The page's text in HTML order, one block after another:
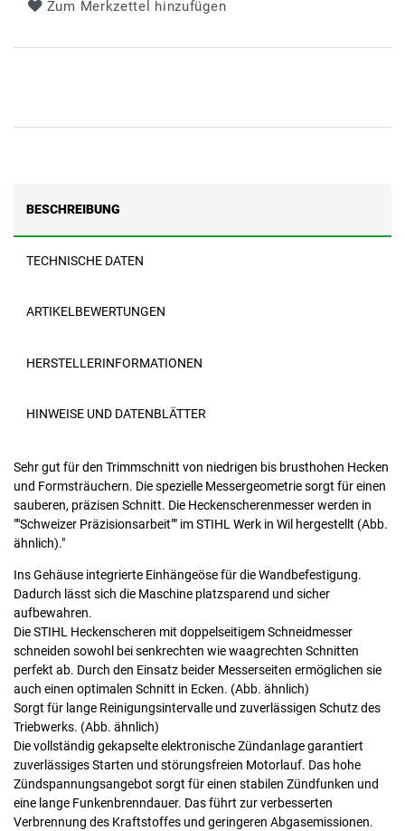
Zum Merkzettel hinzufügen
BESCHREIBUNG
TECHNISCHE DATEN
ARTIKELBEWERTUNGEN
HERSTELLERINFORMATIONEN
HINWEISE UND DATENBLÄTTER
Sehr gut für den Trimmschnitt von niedrigen bis brusthohen Hecken
und Formsträuchern. Die spezielle Messergeometrie sorgt für einen
sauberen, präzisen Schnitt. Die Heckenscherenmesser werden in
""Schweizer Präzisionsarbeit"" im STIHL Werk in Wil hergestellt (Abb.
ähnlich)."
Ins Gehäuse integrierte Einhängeöse für die Wandbefestigung.
Dadurch lässt sich die Maschine platzsparend und sicher
aufbewahren.
Die STIHL Heckenscheren mit doppelseitigem Schneidmesser
schneiden sowohl bei senkrechten wie waagrechten Schnitten
perfekt ab. Durch den Einsatz beider Messerseiten ermöglichen sie
auch einen optimalen Schnitt in Ecken. (Abb. ähnlich)
Sorgt für lange Reinigungsintervalle und zuverlässigen Schutz des
Triebwerks. (Abb. ähnlich)
Die vollständig gekapselte elektronische Zündanlage garantiert
zuverlässiges Starten und störungsfreien Motorlauf. Das hohe
Zündspannungsangebot sorgt für einen stabilen Zündfunken und
eine lange Funkenbrenndauer. Das führt zur verbesserten
Verbrennung des Kraftstoffes und geringeren Abgasemissionen.